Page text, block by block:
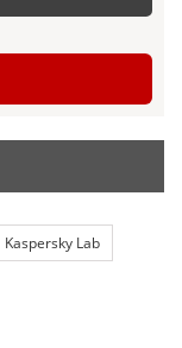
Kaspersky Lab